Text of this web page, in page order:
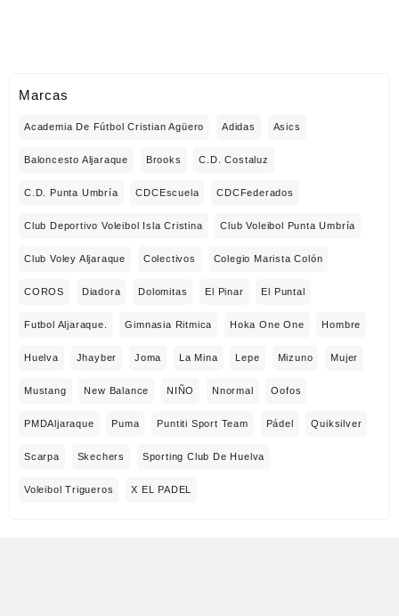
Marcas
Academia De Fútbol Cristian Agüero Adidas Asics
Baloncesto Aljaraque Brooks C.D. Costaluz
C.D. Punta Umbría CDCEscuela CDCFederados
Club Deportivo Voleibol Isla Cristina Club Voleibol Punta Umbría
Club Voley Aljaraque Colectivos Colegio Marista Colón
COROS Diadora Dolomitas El Pinar El Puntal
Futbol Aljaraque. Gimnasia Ritmica Hoka One One Hombre
Huelva Jhayber Joma La Mina Lepe Mizuno Mujer
Mustang New Balance NIÑO Nnormal Oofos
PMDAljaraque Puma Puntiti Sport Team Pádel Quiksilver
Scarpa Skechers Sporting Club De Huelva
Voleibol Trigueros X EL PADEL